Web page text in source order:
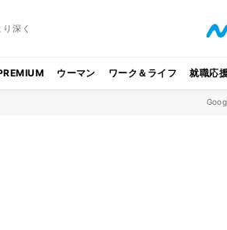
深く
ウーマン ワーク＆ライフ 就職応